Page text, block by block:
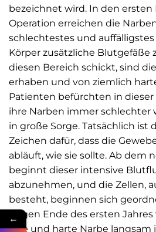
bezeichnet wird. In den
Operation erreichen die
schlechtestes und auffälligstes
Körper zusätzliche Blutgefäße
diesen Bereich schickt, sind
erhaben und von ziemlich
Patienten befürchten in dieser
ihre Narben immer schlechter
in große Sorge. Tatsächlich ist
Zeichen dafür, dass die
abläuft, wie sie sollte. Ab dem
beginnt dieser intensive
abzunehmen, und die Zellen,
besteht, beginnen sich
Gegen Ende des ersten
rote und harte Narbe langsam
←